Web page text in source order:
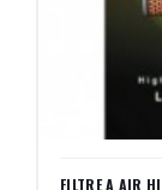
FILTRE A AIR